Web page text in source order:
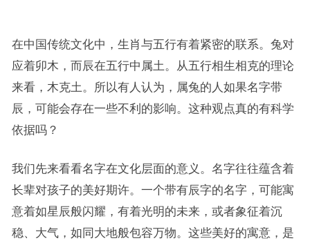
在中国传统文化中，生肖与五行有着紧密的联系。兔对
应着卯木，而辰在五行中属土。从五行相生相克的理论
来看，木克土。所以有人认为，属兔的人如果名字带
辰，可能会存在一些不利的影响。这种观点真的有科学
依据吗？
我们先来看看名字在文化层面的意义。名字往往蕴含着
长辈对孩子的美好期许。一个带有辰字的名字，可能寓
意着如星辰般闪耀，有着光明的未来，或者象征着沉
稳、大气，如同大地般包容万物。这些美好的寓意，是